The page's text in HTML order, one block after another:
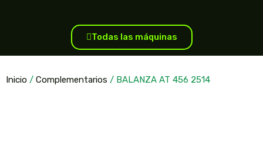
Todas las máquinas
Inicio / Complementarios / BALANZA AT 456 2514